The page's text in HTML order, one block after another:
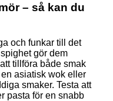
– så kan du
och funkar till det
gör dem
tillföra både smak
asiatisk wok eller
smaker. Testa att
pasta för en snabb